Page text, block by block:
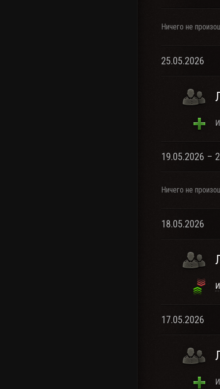
Ничего не
25.05.2026
19.05.2026 –
Ничего не
18.05.2026
17.05.2026